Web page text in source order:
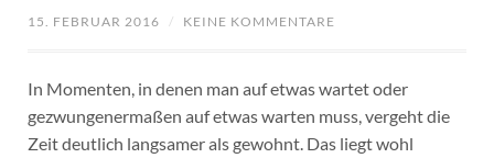
15. FEBRUAR 2016 / KEINE KOMMENTARE
In Momenten, in denen man auf etwas wartet oder
gezwungenermaßen auf etwas warten muss, vergeht die
Zeit deutlich langsamer als gewohnt. Das liegt wohl